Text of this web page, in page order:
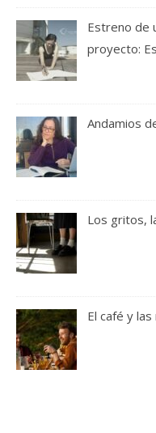
Estreno de
proyecto:
Andamios
Los gritos,
El café y